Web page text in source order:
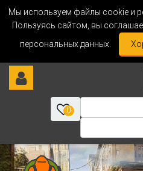
Мы используем файлы cookie и
Пользуясь сайтом, вы
персональных данных.
0